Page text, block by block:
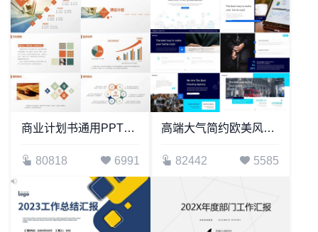
商业计划书通用PPT模板框架完整内容实用严谨专业
80818 6991
高端大气简约欧美风商业计划书公司宣传通用PPT模板
82442 5585